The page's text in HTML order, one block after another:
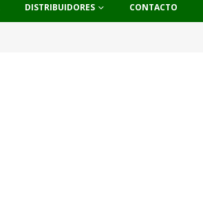
DISTRIBUIDORES CONTACTO